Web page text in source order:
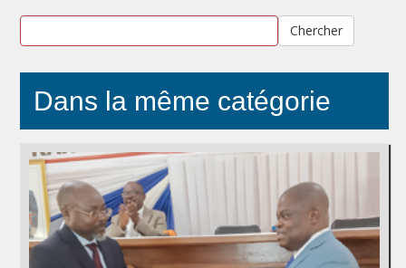
Chercher
Dans la même catégorie